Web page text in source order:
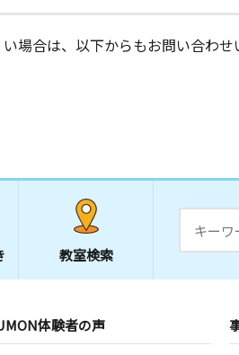
場合は、以下からもお問い合わせ
教室検索
体験者の声